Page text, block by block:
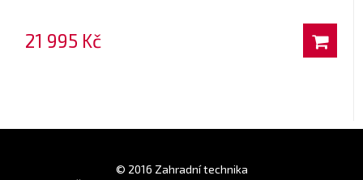
21 995 Kč
© 2016 Zahradní technika